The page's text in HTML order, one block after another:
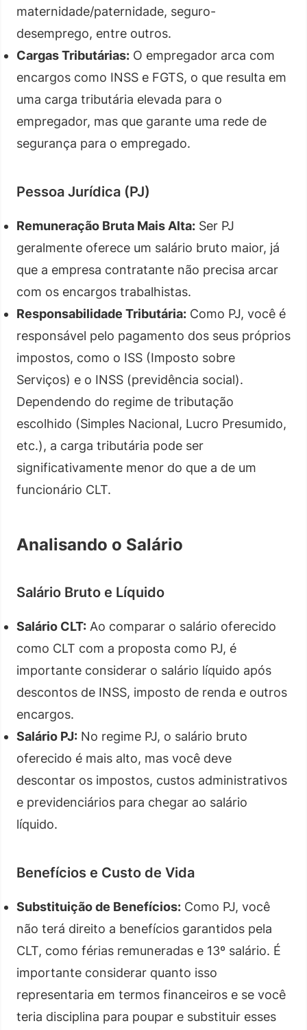
maternidade/paternidade, seguro-
desemprego, entre outros.
Cargas Tributárias: O empregador arca com
encargos como INSS e FGTS, o que resulta em
uma carga tributária elevada para o
empregador, mas que garante uma rede de
segurança para o empregado.
Pessoa Jurídica (PJ)
Remuneração Bruta Mais Alta: Ser PJ
geralmente oferece um salário bruto maior, já
que a empresa contratante não precisa arcar
com os encargos trabalhistas.
Responsabilidade Tributária: Como PJ, você é
responsável pelo pagamento dos seus próprios
impostos, como o ISS (Imposto sobre
Serviços) e o INSS (previdência social).
Dependendo do regime de tributação
escolhido (Simples Nacional, Lucro Presumido,
etc.), a carga tributária pode ser
significativamente menor do que a de um
funcionário CLT.
Analisando o Salário
Salário Bruto e Líquido
Salário CLT: Ao comparar o salário oferecido
como CLT com a proposta como PJ, é
importante considerar o salário líquido após
descontos de INSS, imposto de renda e outros
encargos.
Salário PJ: No regime PJ, o salário bruto
oferecido é mais alto, mas você deve
descontar os impostos, custos administrativos
e previdenciários para chegar ao salário
líquido.
Benefícios e Custo de Vida
Substituição de Benefícios: Como PJ, você
não terá direito a benefícios garantidos pela
CLT, como férias remuneradas e 13º salário. É
importante considerar quanto isso
representaria em termos financeiros e se você
teria disciplina para poupar e substituir esses